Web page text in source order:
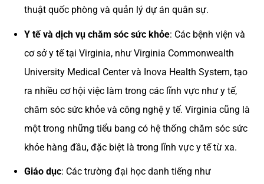
thuật quốc phòng và quản lý dự án quân sự​.
Y tế và dịch vụ chăm sóc sức khỏe: Các bệnh viện và
cơ sở y tế tại Virginia, như Virginia Commonwealth
University Medical Center và Inova Health System, tạo
ra nhiều cơ hội việc làm trong các lĩnh vực như y tế,
chăm sóc sức khỏe và công nghệ y tế. Virginia cũng là
một trong những tiểu bang có hệ thống chăm sóc sức
khỏe hàng đầu, đặc biệt là trong lĩnh vực y tế từ xa.
Giáo dục: Các trường đại học danh tiếng như